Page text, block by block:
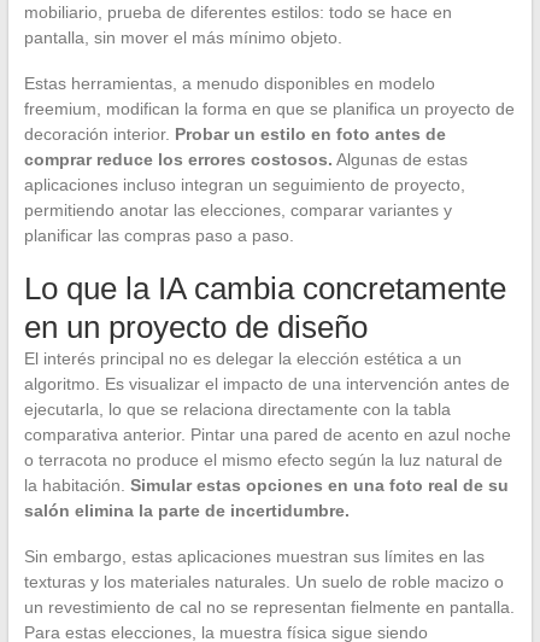
mobiliario, prueba de diferentes estilos: todo se hace en
pantalla, sin mover el más mínimo objeto.
Estas herramientas, a menudo disponibles en modelo
freemium, modifican la forma en que se planifica un proyecto de
decoración interior. Probar un estilo en foto antes de
comprar reduce los errores costosos. Algunas de estas
aplicaciones incluso integran un seguimiento de proyecto,
permitiendo anotar las elecciones, comparar variantes y
planificar las compras paso a paso.
Lo que la IA cambia concretamente
en un proyecto de diseño
El interés principal no es delegar la elección estética a un
algoritmo. Es visualizar el impacto de una intervención antes de
ejecutarla, lo que se relaciona directamente con la tabla
comparativa anterior. Pintar una pared de acento en azul noche
o terracota no produce el mismo efecto según la luz natural de
la habitación. Simular estas opciones en una foto real de su
salón elimina la parte de incertidumbre.
Sin embargo, estas aplicaciones muestran sus límites en las
texturas y los materiales naturales. Un suelo de roble macizo o
un revestimiento de cal no se representan fielmente en pantalla.
Para estas elecciones, la muestra física sigue siendo